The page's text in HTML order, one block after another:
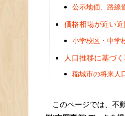
公示地価、路線
価格相場が近い
小学校区・中学
人口推移に基づ
稲城市の将来人
このページでは、不